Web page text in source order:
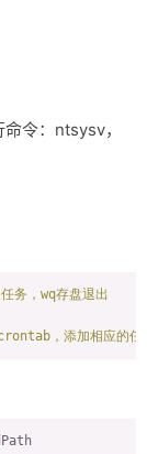
令：ntsysv，
务，wq存盘退出
，添加相应的任